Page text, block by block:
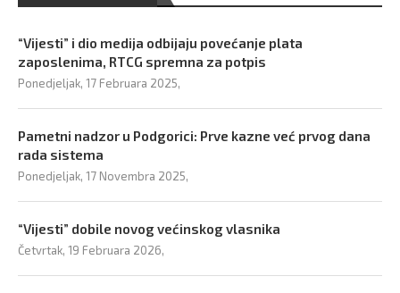
“Vijesti” i dio medija odbijaju povećanje plata
zaposlenima, RTCG spremna za potpis
Ponedjeljak, 17 Februara 2025,
Pametni nadzor u Podgorici: Prve kazne već prvog dana
rada sistema
Ponedjeljak, 17 Novembra 2025,
“Vijesti” dobile novog većinskog vlasnika
Četvrtak, 19 Februara 2026,